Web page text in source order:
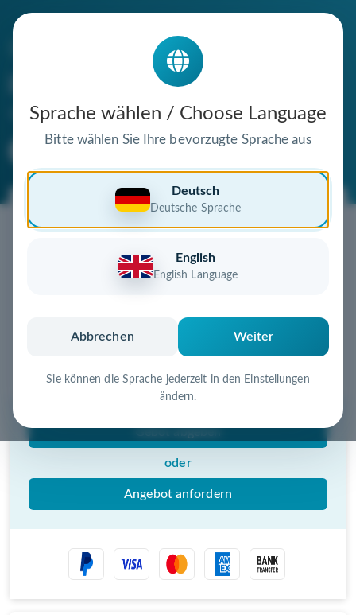
Sprache wählen / Choose Language
Bitte wählen Sie Ihre bevorzugte Sprache aus
Deutsch
Deutsche Sprache
English
English Language
Abbrechen Weiter
Sie können die Sprache jederzeit in den Einstellungen
ändern.
paprika-salat.de
steht zum Verkauf
Jetzt diese Wunschdomain
Diese Domain könnte schon bald Ihnen gehören!
Schnell, sicher und unkompliziert zur eigenen
Gebot abgeben
oder
Angebot anfordern